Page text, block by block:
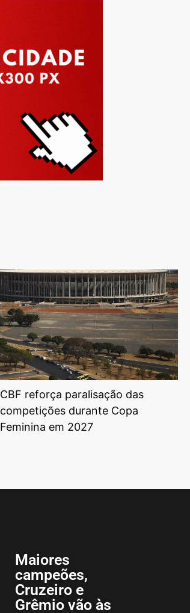
CBF reforça paralisação das
competições durante Copa
Feminina em 2027
Maiores
campeões,
Cruzeiro e
Grêmio vão às